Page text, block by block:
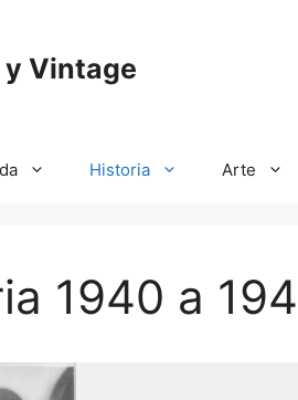
y Vintage
Historia Arte
1940 a